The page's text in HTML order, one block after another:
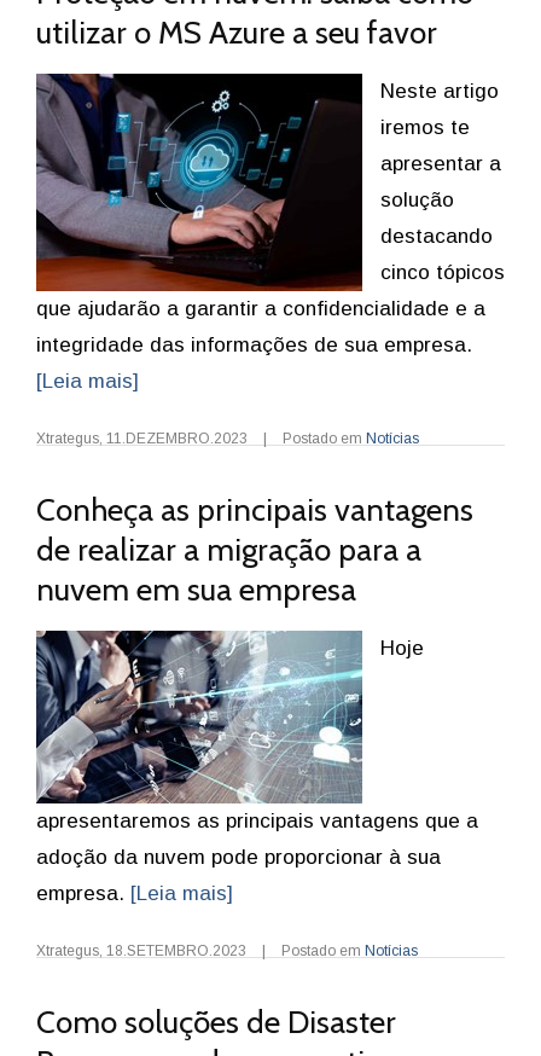
utilizar o MS Azure a seu favor
Neste artigo
iremos te
apresentar a
solução
destacando
cinco tópicos
que ajudarão a garantir a confidencialidade e a
integridade das informações de sua empresa.
[Leia mais]
Xtrategus, 11.DEZEMBRO.2023 Postado em Notícias
Conheça as principais vantagens
de realizar a migração para a
nuvem em sua empresa
Hoje
apresentaremos as principais vantagens que a
adoção da nuvem pode proporcionar à sua
empresa. [Leia mais]
Xtrategus, 18.SETEMBRO.2023 Postado em Notícias
Como soluções de Disaster